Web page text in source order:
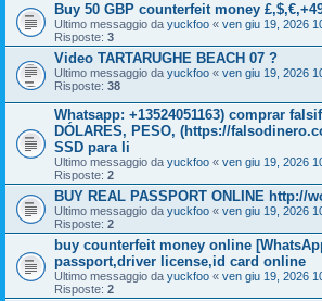
Buy 50 GBP counterfeit money
Ultimo messaggio da yuckfoo « ven giu 19, 2026
Risposte: 3
Video TARTARUGHE BEACH 07 ?
Ultimo messaggio da yuckfoo « ven giu 19, 2026
Risposte: 38
Whatsapp: +13524051163) comprar
DÓLARES, PESO, (https://
SSD para li
Ultimo messaggio da yuckfoo « ven giu 19, 2026
Risposte: 2
BUY REAL PASSPORT ONLINE http://
Ultimo messaggio da yuckfoo « ven giu 19, 2026
Risposte: 2
buy counterfeit money online
passport,driver license,id card online
Ultimo messaggio da yuckfoo « ven giu 19, 2026
Risposte: 2